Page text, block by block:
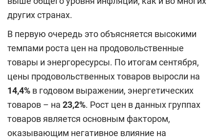
других странах.
В первую очередь это объясняется высокими
темпами роста цен на продовольственные
товары и энергоресурсы. По итогам сентября,
цены продовольственных товаров выросли на
14,4% в годовом выражении, энергетических
товаров – на 23,2%. Рост цен в данных группах
товаров является основным фактором,
оказывающим негативное влияние на